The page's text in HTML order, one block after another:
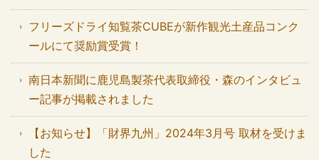
フリーズドライ知覧茶CUBEが新作観光土産品コンク
ールにて奨励賞受賞！
南日本新聞に鹿児島製茶代表取締役・森のインタビュ
ー記事が掲載されました
【お知らせ】「財界九州」2024年3月号 取材を受けま
した